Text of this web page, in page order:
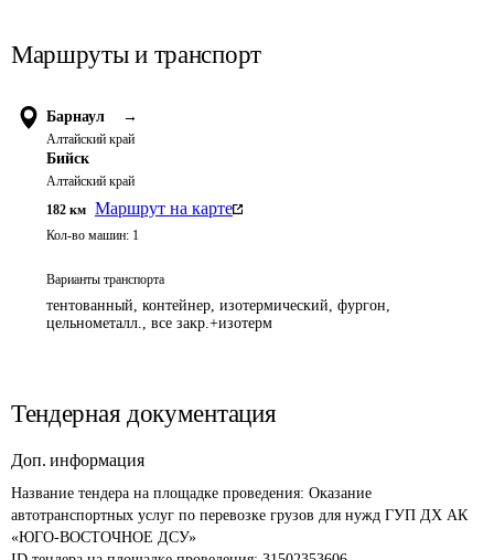
Маршруты и транспорт
Барнаул →
Алтайский край
Бийск
Алтайский край
182 км Маршрут на карте
Кол-во машин: 1
Варианты транспорта
тентованный, контейнер, изотермический, фургон,
цельнометалл., все закр.+изотерм
Тендерная документация
Доп. информация
Название тендера на площадке проведения: Оказание
автотранспортных услуг по перевозке грузов для нужд ГУП ДХ АК
«ЮГО-ВОСТОЧНОЕ ДСУ»